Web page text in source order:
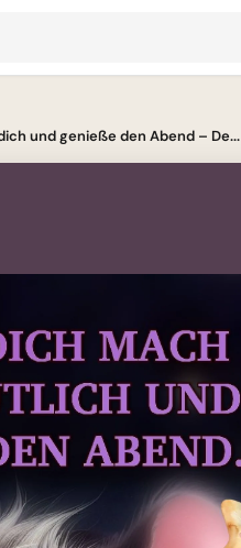
und genieße den Abend – De...